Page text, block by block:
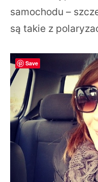
samochodu –
są takie z
Save